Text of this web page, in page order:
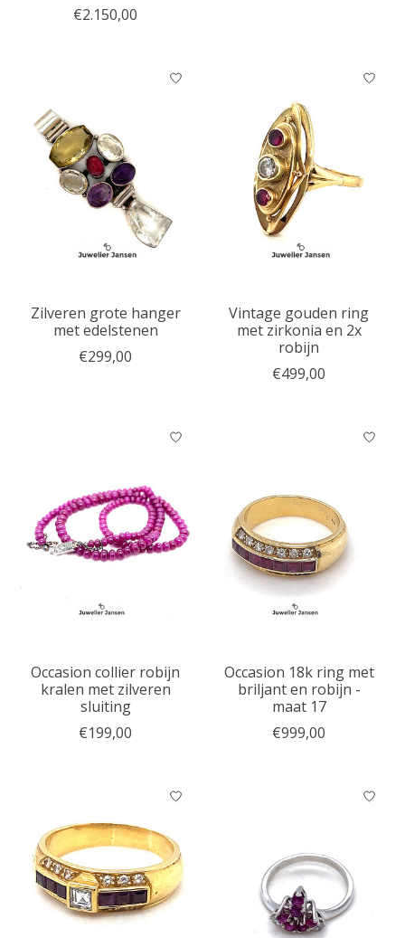
€2.150,00
Zilveren grote hanger
met edelstenen
€299,00
Vintage gouden ring
met zirkonia en 2x
robijn
€499,00
Occasion collier robijn
kralen met zilveren
sluiting
€199,00
Occasion 18k ring met
briljant en robijn -
maat 17
€999,00